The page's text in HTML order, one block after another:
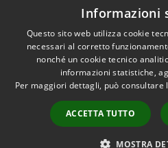
Accessibilità
Privacy
Mappa del sito
Informazioni
Questo sito web utilizza cookie
necessari al corretto
nonché un cookie tecnico
informazioni statistiche,
Per maggiori dettagli, può consultare
ACCETTA TUTTO
MOSTRA